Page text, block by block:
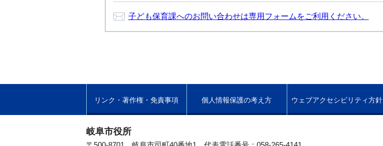
子ども保育課へのお問い合わせは専用フォームをご利用ください。
リンク・著作権・免責事項 個人情報保護の考え方 ウェブアクセシビリティ方針
岐阜市役所